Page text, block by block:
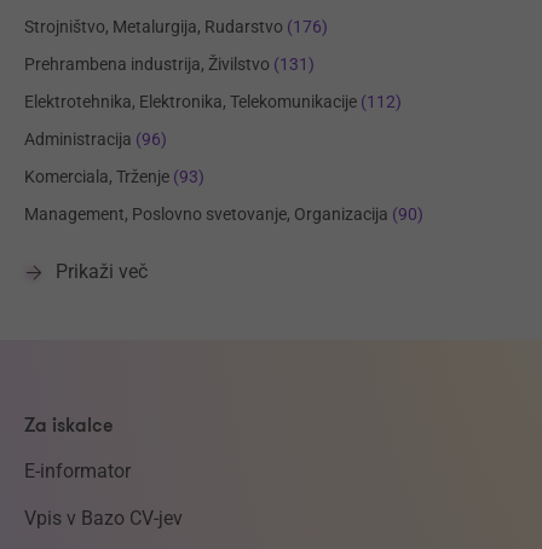
Strojništvo, Metalurgija, Rudarstvo (176)
Prehrambena industrija, Živilstvo (131)
Elektrotehnika, Elektronika, Telekomunikacije (112)
Administracija (96)
Komerciala, Trženje (93)
Management, Poslovno svetovanje, Organizacija (90)
Prikaži več
Za iskalce
E-informator
Vpis v Bazo CV-jev